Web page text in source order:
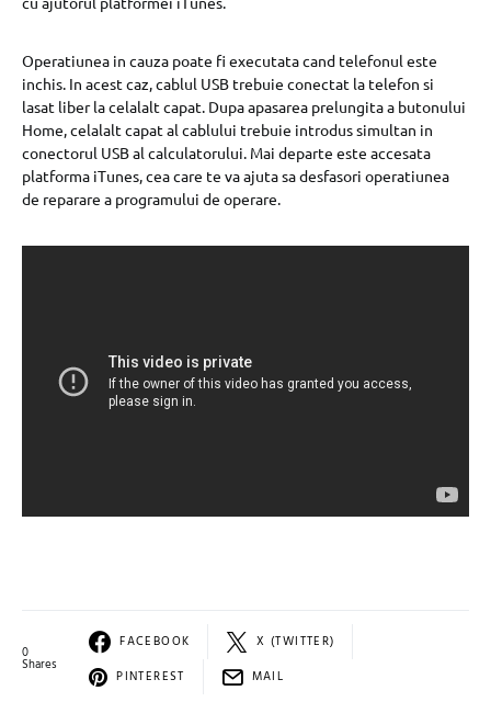
Operatiunea in cauza poate fi executata cand telefonul este
inchis. In acest caz, cablul USB trebuie conectat la telefon si
lasat liber la celalalt capat. Dupa apasarea prelungita a butonului
Home, celalalt capat al cablului trebuie introdus simultan in
conectorul USB al calculatorului. Mai departe este accesata
platforma iTunes, cea care te va ajuta sa desfasori operatiunea
de reparare a programului de operare.
0
Shares
FACEBOOK
X (TWITTER)
PINTEREST
MAIL